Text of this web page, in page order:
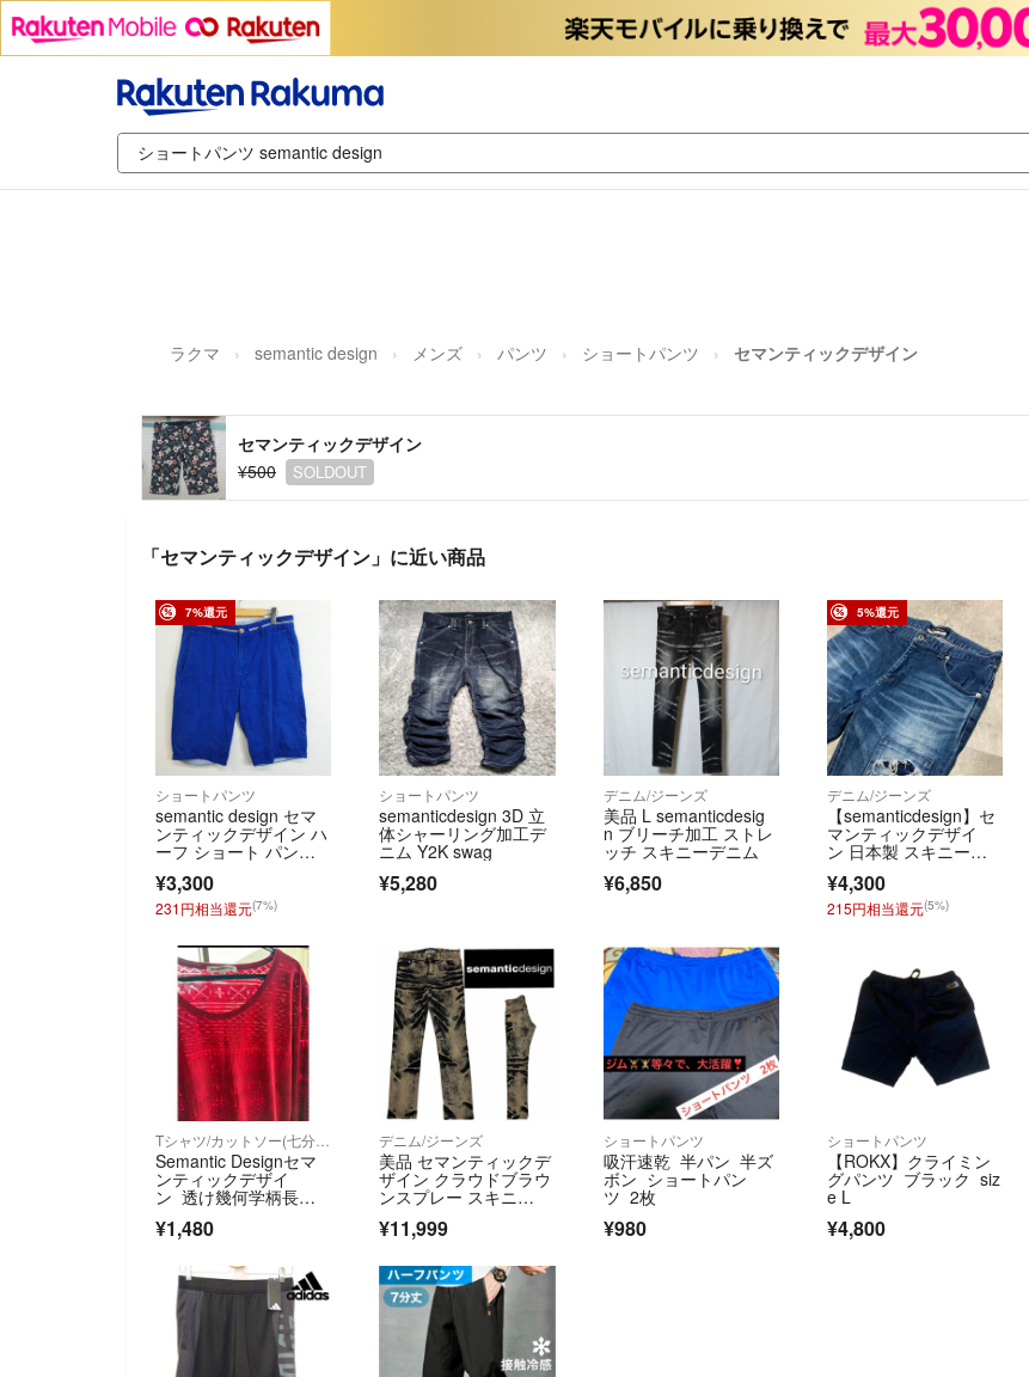
ラクマ semantic design メンズ パンツ ショートパンツ セマンティックデザイン
セマンティックデザイン
¥500
SOLDOUT
「セマンティックデザイン」に近い商品
7%還元
ショートパンツ
semantic design セマ
ンティックデザイン ハ
ーフ ショート パン
ツ ショーツ 無地 y2
k お兄系 コットン ブル
ー L F554
¥3,300
231円相当還元(7%)
ショートパンツ
semanticdesign 3D 立
体シャーリング加工デ
ニム Y2K swag
¥5,280
デニム/ジーンズ
美品 L semanticdesig
n ブリーチ加工 ストレ
ッチ スキニーデニム
¥6,850
5%還元
デニム/ジーンズ
【semanticdesign】セ
マンティックデザイ
ン 日本製 スキニーデ
ニム
¥4,300
215円相当還元(5%)
Semantic Designセマ
ンティックデザイ
ン 透け幾何学柄長袖T
¥1,480
デニム/ジーンズ
美品 セマンティックデ
ザイン クラウドブラウ
ンスプレー スキニ
¥11,999
ショートパンツ
吸汗速乾 半パン 半ズ
ボン ショートパン
ツ 2枚
¥980
ショートパンツ
【ROKX】クライミン
グパンツ ブラック siz
e L
¥4,800